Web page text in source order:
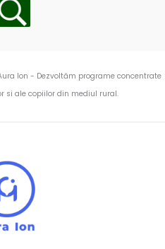
Ion - Dezvoltăm programe concentrate
si ale copiilor din mediul rural.